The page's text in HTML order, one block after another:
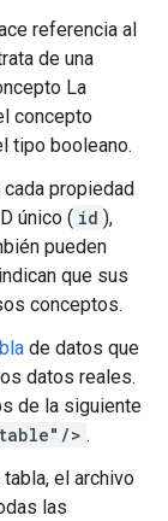
referencia al
de una
La
concepto
tipo booleano.
propiedad
único ( id ),
pueden
que sus
conceptos.
de datos que
datos reales.
de la siguiente
> .
el archivo
las